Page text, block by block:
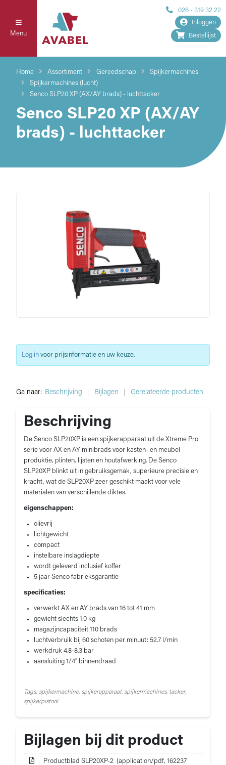
Menu
026 - 319 32 22
Inloggen
Bestellijst
Home Assortiment Gereedschap
Spijkermachines
Spijkermachines (lucht)
Senco SLP20 XP (AX/AY brads) - luchttacker
Senco SLP20 XP (AX/AY
brads) - luchttacker
Ga naar: Beschrijving Bijlagen Gerelateerde producten
Beschrijving
De Senco SLP20XP is een spijkerapparaat uit de Xtreme Pro
serie voor AX en AY minibrads voor kasten- en meubel
produktie, plinten, lijsten en houtafwerking. De Senco
SLP20XP blinkt uit in gebruiksgemak, superieure precisie en
kracht, wat de SLP20XP zeer geschikt maakt voor vele
materialen van verschillende diktes.
eigenschappen:
olievrij
lichtgewicht
compact
instelbare inslagdiepte
wordt geleverd inclusief koffer
5 jaar Senco fabrieksgarantie
specificaties:
verwerkt AX en AY brads van 16 tot 41 mm
gewicht slechts 1.0 kg
magazijncapaciteit 110 brads
luchtverbruik bij 60 schoten per minuut: 52.7 l/min
werkdruk 4.8-8.3 bar
aansluiting 1/4" binnendraad
Tags: spijkermachine, spijkerapparaat, spijkermachines, tacker,
spijkerpistool
Bijlagen bij dit product
Productblad SLP20XP-2 (application/pdf, 162237
Log in voor prijsinformatie en uw keuze.